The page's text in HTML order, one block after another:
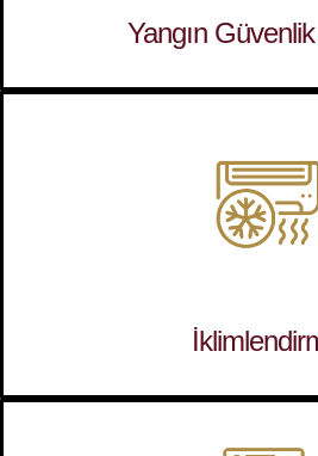
Yangın